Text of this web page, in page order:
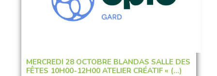
MERCREDI 28 OCTOBRE BLANDAS SALLE DES
FÊTES 10H00-12H00 ATELIER CRÉATIF « (…)